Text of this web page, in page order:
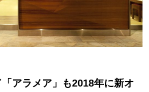
アラメア」も2018年に新オ